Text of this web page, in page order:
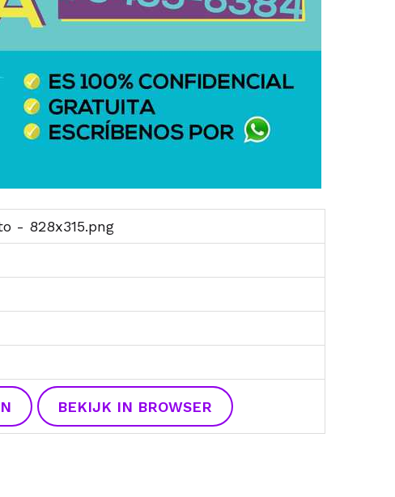
- 828x315.png
BEKIJK IN BROWSER